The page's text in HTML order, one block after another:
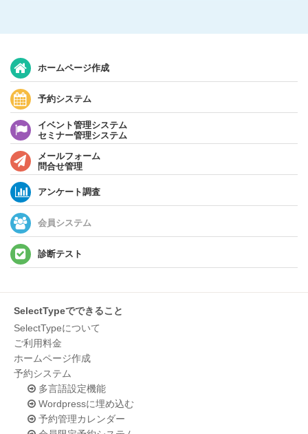
ホームページ作成
予約システム
イベント管理システム
セミナー管理システム
メールフォーム
問合せ管理
アンケート調査
会員システム
診断テスト
SelectTypeでできること
SelectTypeについて
ご利用料金
ホームページ作成
予約システム
多言語設定機能
Wordpressに埋め込む
予約管理カレンダー